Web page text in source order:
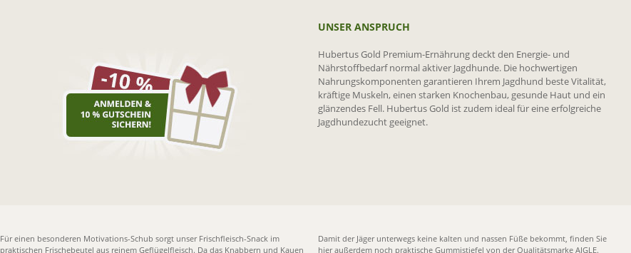
UNSER ANSPRUCH
Hubertus Gold Premium-Ernährung deckt den Energie- und
Nährstoffbedarf normal aktiver Jagdhunde. Die hochwertigen
Nahrungskomponenten garantieren Ihrem Jagdhund beste Vitalität,
kräftige Muskeln, einen starken Knochenbau, gesunde Haut und ein
glänzendes Fell. Hubertus Gold ist zudem ideal für eine erfolgreiche
Jagdhundezucht geeignet.
Für einen besonderen Motivations-Schub sorgt unser Frischfleisch-Snack im
praktischen Frischebeutel aus reinem Geflügelfleisch. Da das Knabbern und Kauen
Damit der Jäger unterwegs keine kalten und nassen Füße bekommt, finden Sie
hier außerdem noch praktische Gummistiefel von derQualitätsmarke AIGLE.